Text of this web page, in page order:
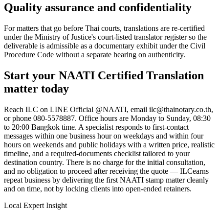
Quality assurance and confidentiality
For matters that go before Thai courts, translations are re-certified
under the Ministry of Justice's court-listed translator register so the
deliverable is admissible as a documentary exhibit under the Civil
Procedure Code without a separate hearing on authenticity.
Start your NAATI Certified Translation
matter today
Reach ILC on LINE Official @NAATI, email ilc@thainotary.co.th,
or phone 080-5578887. Office hours are Monday to Sunday, 08:30
to 20:00 Bangkok time. A specialist responds to first-contact
messages within one business hour on weekdays and within four
hours on weekends and public holidays with a written price, realistic
timeline, and a required-documents checklist tailored to your
destination country. There is no charge for the initial consultation,
and no obligation to proceed after receiving the quote — ILCearns
repeat business by delivering the first NAATI stamp matter cleanly
and on time, not by locking clients into open-ended retainers.
Local Expert Insight